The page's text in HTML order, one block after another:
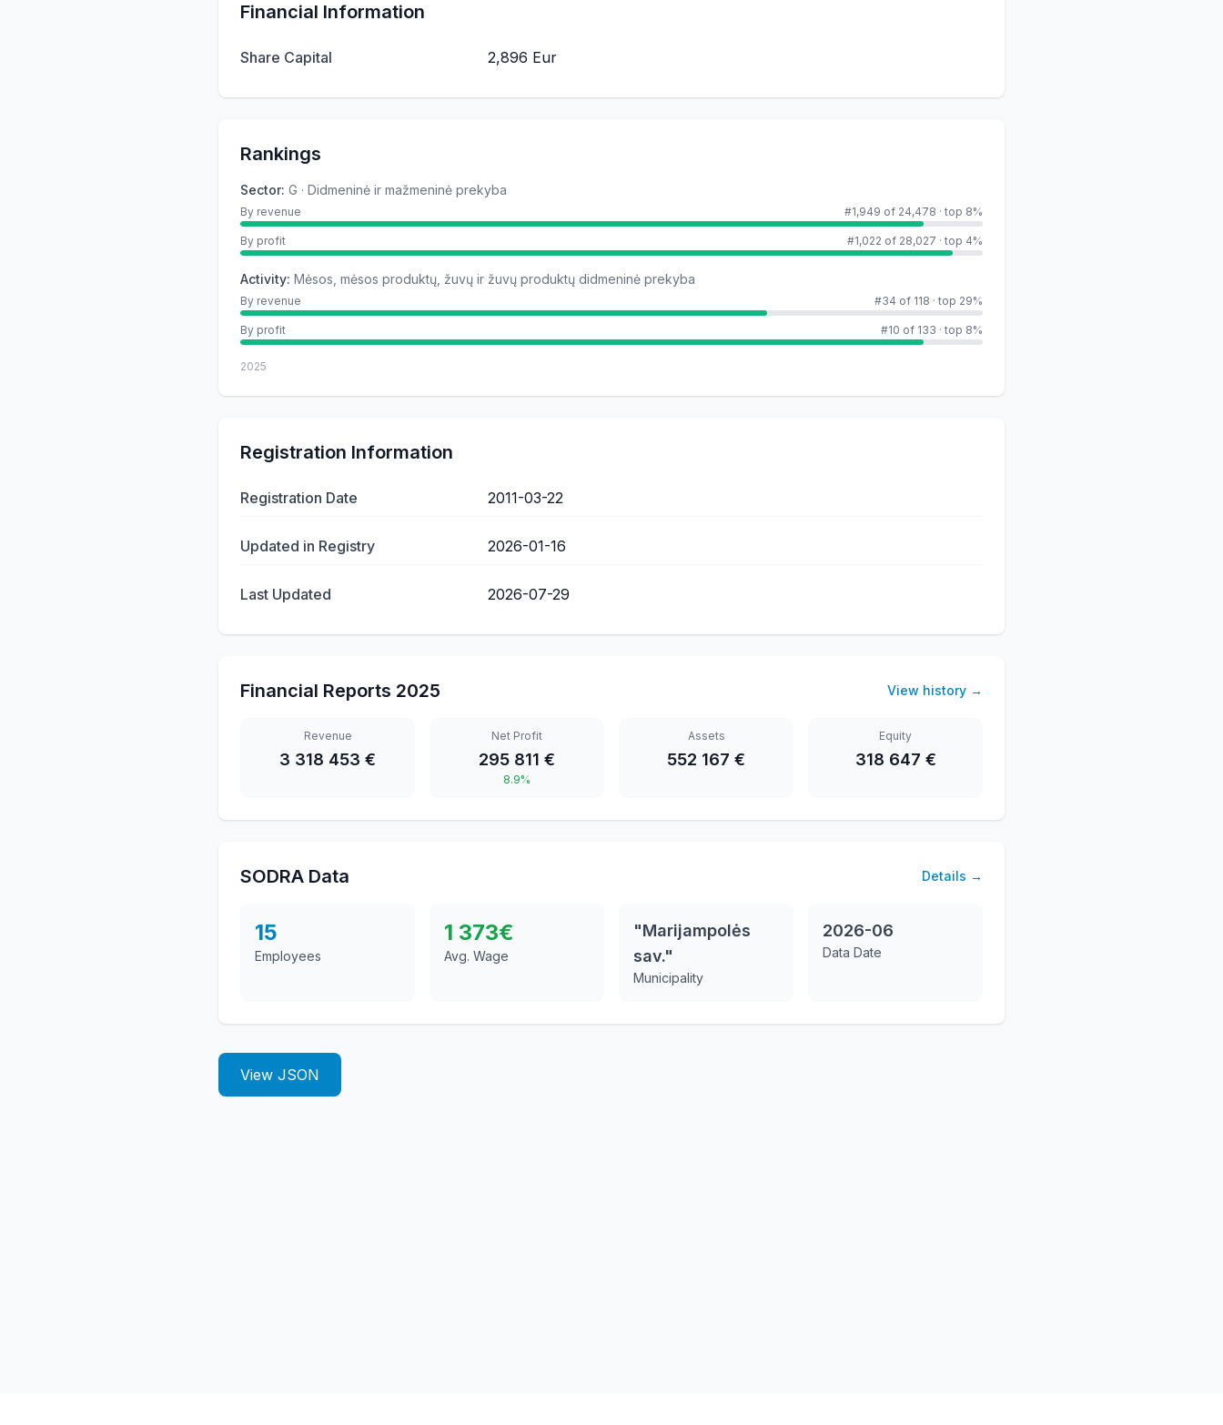
Financial Information
Share Capital 2,896 Eur
Rankings
Sector: G · Didmeninė ir mažmeninė prekyba
By revenue #1,949 of 24,478 · top 8%
By profit #1,022 of 28,027 · top 4%
Activity: Mėsos, mėsos produktų, žuvų ir žuvų produktų didmeninė prekyba
By revenue #34 of 118 · top 29%
By profit #10 of 133 · top 8%
2025
Registration Information
Registration Date 2011-03-22
Updated in Registry 2026-01-16
Last Updated 2026-07-29
Financial Reports 2025 View history →
Revenue
3 318 453 €
Net Profit
295 811 €
8.9%
Assets
552 167 €
Equity
318 647 €
SODRA Data Details →
15
Employees
1 373€
Avg. Wage
"Marijampolės
sav."
Municipality
2026-06
Data Date
View JSON